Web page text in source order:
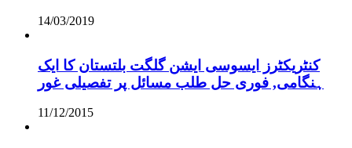
14/03/2019
کنٹریکٹرز ایسوسی ایشن گلگت بلتستان کا ایک
ہنگامی, فوری حل طلب مسائل پر تفصیلی غور
11/12/2015